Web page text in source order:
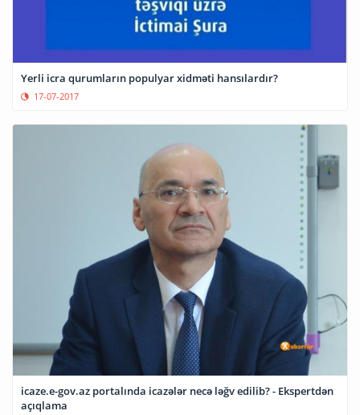
Yerli icra qurumların populyar xidməti hansılardır?
17-07-2017
icaze.e-gov.az portalında icazələr necə ləğv edilib? - Ekspertdən
açıqlama